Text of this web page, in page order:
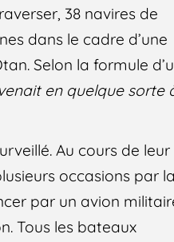
38 navires de
dans le cadre d’une
Selon la formule
en quelque sorte
Au cours de leur
occasions par la
par un avion
Tous les bateaux